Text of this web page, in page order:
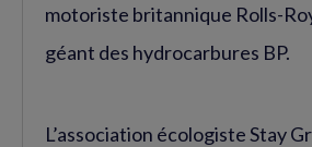
motoriste britannique Rolls-
géant des hydrocarbures BP.
L’association écologiste Stay